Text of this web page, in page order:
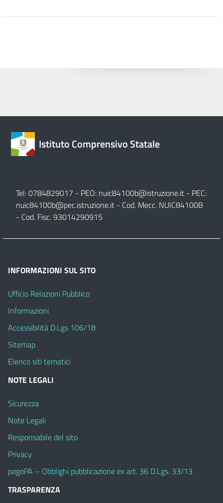
Istituto Comprensivo Statale
Tel: 0784829017 - PEO: nuic84100b@istruzione.it - PEC:
nuic84100b@pec.istruzione.it - Cod. Mecc. NUIC84100B
- Cod. Fisc. 93014290915
INFORMAZIONI SUL SITO
Ufficio Relazioni Pubblico
Informazioni
Accessibilità D.Lgs 106/18
Sitemap
Elenco siti tematici
NOTE LEGALI
Sicurezza
Note Legali
Responsabile del sito
Privacy
pagoPA – Obblighi pubblicazione ex art. 36 D.Lgs. 33/13
TRASPARENZA